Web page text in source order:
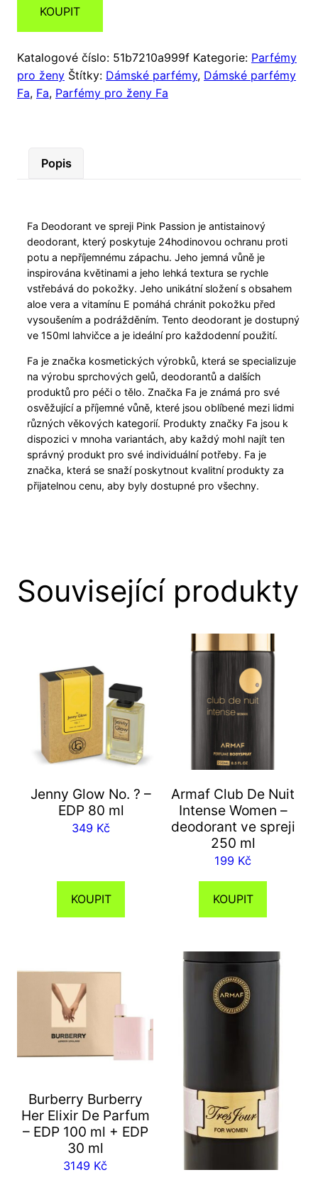
KOUPIT
Katalogové číslo: 51b7210a999f Kategorie: Parfémy
pro ženy Štítky: Dámské parfémy, Dámské parfémy
Fa, Fa, Parfémy pro ženy Fa
Popis
Fa Deodorant ve spreji Pink Passion je antistainový
deodorant, který poskytuje 24hodinovou ochranu proti
potu a nepříjemnému zápachu. Jeho jemná vůně je
inspirována květinami a jeho lehká textura se rychle
vstřebává do pokožky. Jeho unikátní složení s obsahem
aloe vera a vitamínu E pomáhá chránit pokožku před
vysoušením a podrážděním. Tento deodorant je dostupný
ve 150ml lahvičce a je ideální pro každodenní použití.
Fa je značka kosmetických výrobků, která se specializuje
na výrobu sprchových gelů, deodorantů a dalších
produktů pro péči o tělo. Značka Fa je známá pro své
osvěžující a příjemné vůně, které jsou oblíbené mezi lidmi
různých věkových kategorií. Produkty značky Fa jsou k
dispozici v mnoha variantách, aby každý mohl najít ten
správný produkt pro své individuální potřeby. Fa je
značka, která se snaží poskytnout kvalitní produkty za
přijatelnou cenu, aby byly dostupné pro všechny.
Související produkty
Jenny Glow No. ? –
EDP 80 ml
349 Kč
KOUPIT
Armaf Club De Nuit
Intense Women –
deodorant ve spreji
250 ml
199 Kč
KOUPIT
Burberry Burberry
Her Elixir De Parfum
– EDP 100 ml + EDP
30 ml
3149 Kč